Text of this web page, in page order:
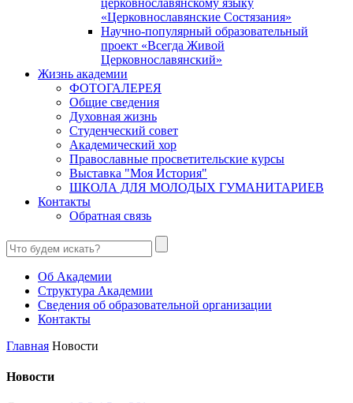
«Церковнославянские Состязания»
Научно-популярный образовательный
проект «Всегда Живой
Церковнославянский»
Жизнь академии
ФОТОГАЛЕРЕЯ
Общие сведения
Духовная жизнь
Студенческий совет
Академический хор
Православные просветительские курсы
Выставка "Моя История"
ШКОЛА ДЛЯ МОЛОДЫХ ГУМАНИТАРИЕВ
Контакты
Обратная связь
Об Академии
Структура Академии
Сведения об образовательной организации
Контакты
Главная Новости
Новости